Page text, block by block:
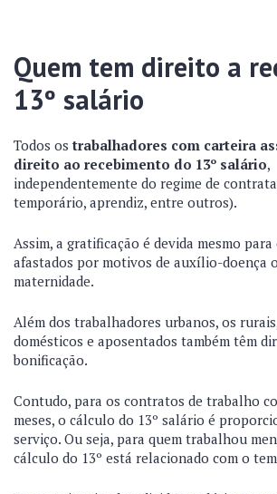
Quem tem direito a
13º salário
Todos os trabalhadores com carteira
direito ao recebimento do 13º salário,
independentemente do regime de
temporário, aprendiz, entre outros).
Assim, a gratificação é devida mesmo para
afastados por motivos de auxílio-doença
maternidade.
Além dos trabalhadores urbanos, os
domésticos e aposentados também têm
bonificação.
Contudo, para os contratos de trabalho
meses, o cálculo do 13º salário é
serviço. Ou seja, para quem trabalhou
cálculo do 13º está relacionado com o